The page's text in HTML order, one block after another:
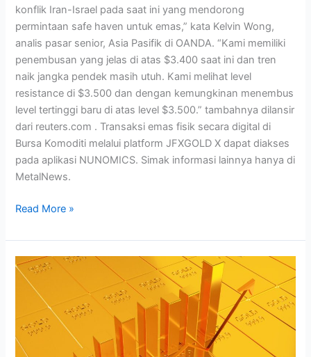
konflik Iran-Israel pada saat ini yang mendorong
permintaan safe haven untuk emas,” kata Kelvin Wong,
analis pasar senior, Asia Pasifik di OANDA. “Kami memiliki
penembusan yang jelas di atas $3.400 saat ini dan tren
naik jangka pendek masih utuh. Kami melihat level
resistance di $3.500 dan dengan kemungkinan menembus
level tertinggi baru di atas level $3.500.” tambahnya dilansir
dari reuters.com . ⁠Transaksi emas fisik secara digital di
Bursa Komoditi melalui platform JFXGOLD X dapat diakses
pada aplikasi NUNOMICS. Simak informasi lainnya hanya di
MetalNews.
Read More »
Emas
Fisik
JFXGOLD
Menguat
3%